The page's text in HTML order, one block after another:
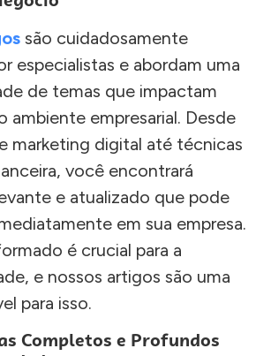
são cuidadosamente
especialistas e abordam uma
de temas que impactam
ambiente empresarial. Desde
marketing digital até técnicas
você encontrará
e atualizado que pode
em sua empresa.
é crucial para a
e nossos artigos são uma
para isso.
Completos e Profundos